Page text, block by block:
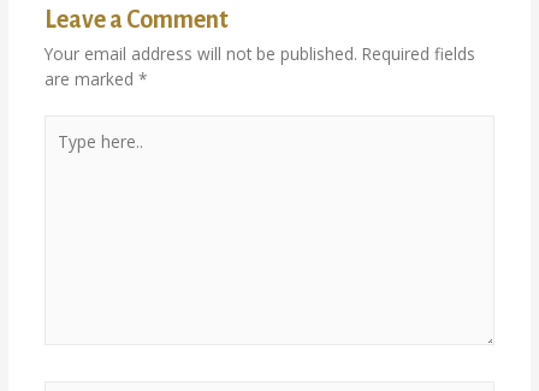
Leave a Comment
Your email address will not be published. Required fields
are marked *